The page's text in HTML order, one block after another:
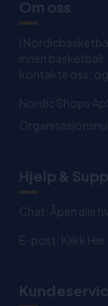
Om oss
I
innen
kontakte oss, og
Nordic Shops ApS
Hjelp &
Chat: Åpen alle
E-post: Klikk Her